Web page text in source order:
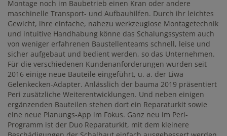
Montage noch im Baubetrieb einen Kran oder andere
maschinelle Transport- und Aufbauhilfen. Durch ihr leichtes
Gewicht, ihre einfache, nahezu werkzeuglose Montagetechnik
und intuitive Handhabung könne das Schalungssystem auch
von weniger erfahrenen Baustellenteams schnell, leise und
sicher aufgebaut und bedient werden, so das Unternehmen.
Für die verschiedenen Kundenanforderungen wurden seit
2016 einige neue Bauteile eingeführt, u. a. der Liwa
Gelenkecken-Adapter. Anlässlich der bauma 2019 präsentiert
Peri zusätzliche Weiterentwicklungen. Und neben einigen
ergänzenden Bauteilen stehen dort ein Reparaturkit sowie
eine neue Planungs-App im Fokus. Ganz neu im Peri-
Programm ist der Duo Reparaturkit, mit dem kleinere